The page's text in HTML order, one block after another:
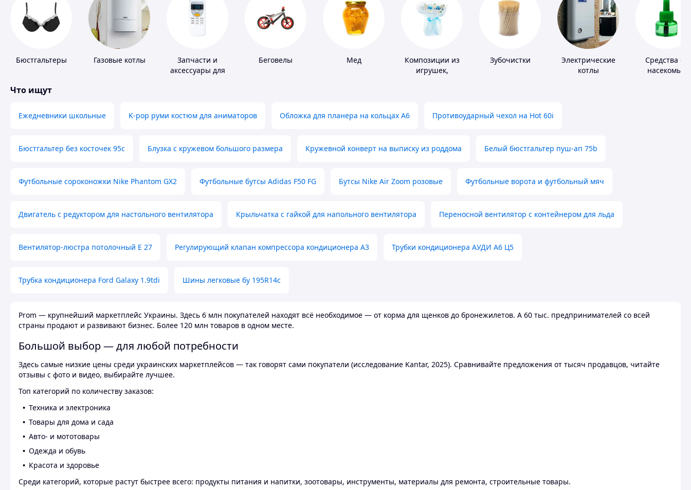
Бюстгальтеры Газовые котлы
Запчасти и
аксессуары для
Беговелы Мед
Композиции из
игрушек,
Зубочистки
Электрические
котлы
Средства от
насекомых
Что ищут
Ежедневники школьные K-pop руми костюм для аниматоров Обложка для планера на кольцах А6 Противоударный чехол на Hot 60i
Бюстгальтер без косточек 95с Блузка с кружевом большого размера Кружевной конверт на выписку из роддома Белый бюстгальтер пуш-ап 75b
Футбольные сороконожки Nike Phantom GX2 Футбольные бутсы Adidas F50 FG Бутсы Nike Air Zoom розовые Футбольные ворота и футбольный мяч
Двигатель с редуктором для настольного вентилятора Крыльчатка с гайкой для напольного вентилятора Переносной вентилятор с контейнером для льда
Вентилятор-люстра потолочный E 27 Регулирующий клапан компрессора кондиционера А3 Трубки кондиционера АУДИ А6 Ц5
Трубка кондиционера Ford Galaxy 1.9tdi Шины легковые бу 195R14c
Prom — крупнейший маркетплейс Украины. Здесь 6 млн покупателей находят всё необходимое — от корма для щенков до бронежилетов. А 60 тыс. предпринимателей со всей
страны продают и развивают бизнес. Более 120 млн товаров в одном месте.
Большой выбор — для любой потребности
Здесь самые низкие цены среди украинских маркетплейсов — так говорят сами покупатели (исследование Kantar, 2025). Сравнивайте предложения от тысяч продавцов, читайте
отзывы с фото и видео, выбирайте лучшее.
Топ категорий по количеству заказов:
Техника и электроника
Товары для дома и сада
Авто- и мототовары
Одежда и обувь
Красота и здоровье
Среди категорий, которые растут быстрее всего: продукты питания и напитки, зоотовары, инструменты, материалы для ремонта, строительные товары.